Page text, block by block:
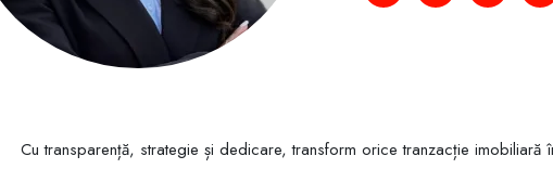
Cu transparență, strategie și dedicare, transform orice tranzacție imobiliară